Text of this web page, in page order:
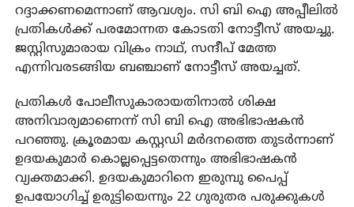
റദ്ദാക്കണമെന്നാണ് ആവശ്യം. സി ബി ഐ അപ്പീലില്‍
പ്രതികള്‍ക്ക് പരമോന്നത കോടതി നോട്ടീസ് അയച്ചു.
ജസ്റ്റിസുമാരായ വിക്രം നാഥ്, സന്ദീപ് മേത്ത
എന്നിവരടങ്ങിയ ബഞ്ചാണ് നോട്ടീസ് അയച്ചത്.
പ്രതികള്‍ പോലീസുകാരായതിനാല്‍ ശിക്ഷ
അനിവാര്യമാണെന്ന് സി ബി ഐ അഭിഭാഷകന്‍
പറഞ്ഞു. ക്രൂരമായ കസ്റ്റഡി മര്‍ദനത്തെ തുടര്‍ന്നാണ്
ഉദയകുമാര്‍ കൊല്ലപ്പെട്ടതെന്നും അഭിഭാഷകന്‍
വ്യക്തമാക്കി. ഉദയകുമാറിനെ ഇരുമ്പു പൈപ്പ്
ഉപയോഗിച്ച് ഉരുട്ടിയെന്നും 22 ഗുരുതര പരുക്കുകള്‍